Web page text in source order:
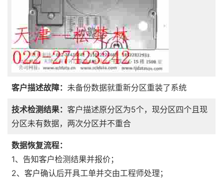
客户描述故障： 未备份数据就重新分区重装了系统
技术检测结果： 客户描述原分区为5个，现分区四个且现
分区未有数据，两次分区并不重合
数据恢复流程：
1、告知客户检测结果并报价；
2、客户确认后开具工单并交由工程师处理；